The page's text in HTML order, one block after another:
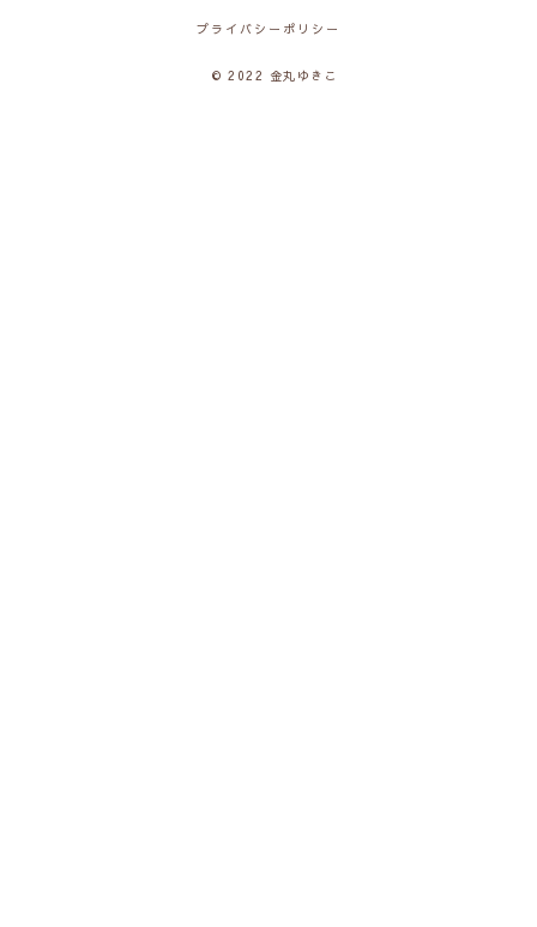
プライバシーポリシー
© 2022 金丸ゆきこ